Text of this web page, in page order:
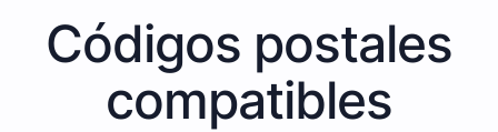
Códigos postales
compatibles